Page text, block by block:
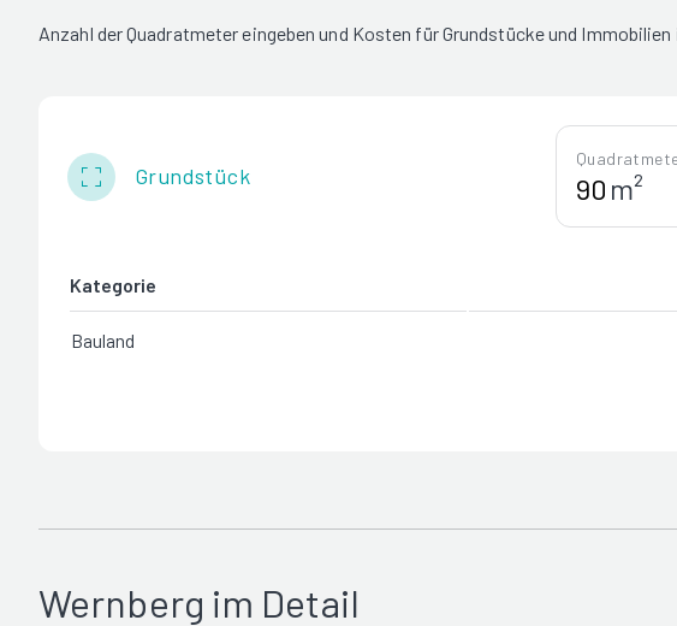
Anzahl der Quadratmeter eingeben und Kosten für Grundstücke und
Grundstück m²
Kategorie
Bauland
Wernberg im Detail